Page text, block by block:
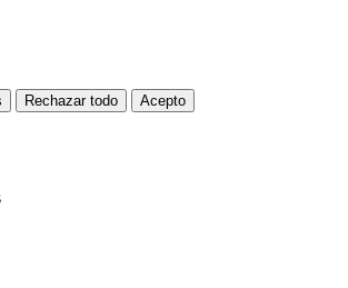
Rechazar todo Acepto